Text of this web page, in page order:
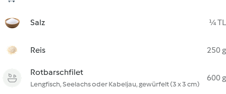
Salz ¼ TL
Reis 250 g
Rotbarschfilet
Lengfisch, Seelachs oder Kabeljau, gewürfelt (3 x 3 cm)
600 g